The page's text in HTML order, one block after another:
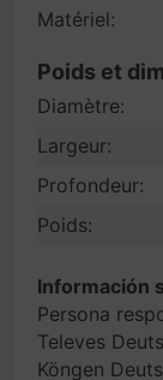
Matériel:
Poids et
Diamètre:
Largeur:
Profondeur:
Poids:
Información
Persona
Televes
Köngen